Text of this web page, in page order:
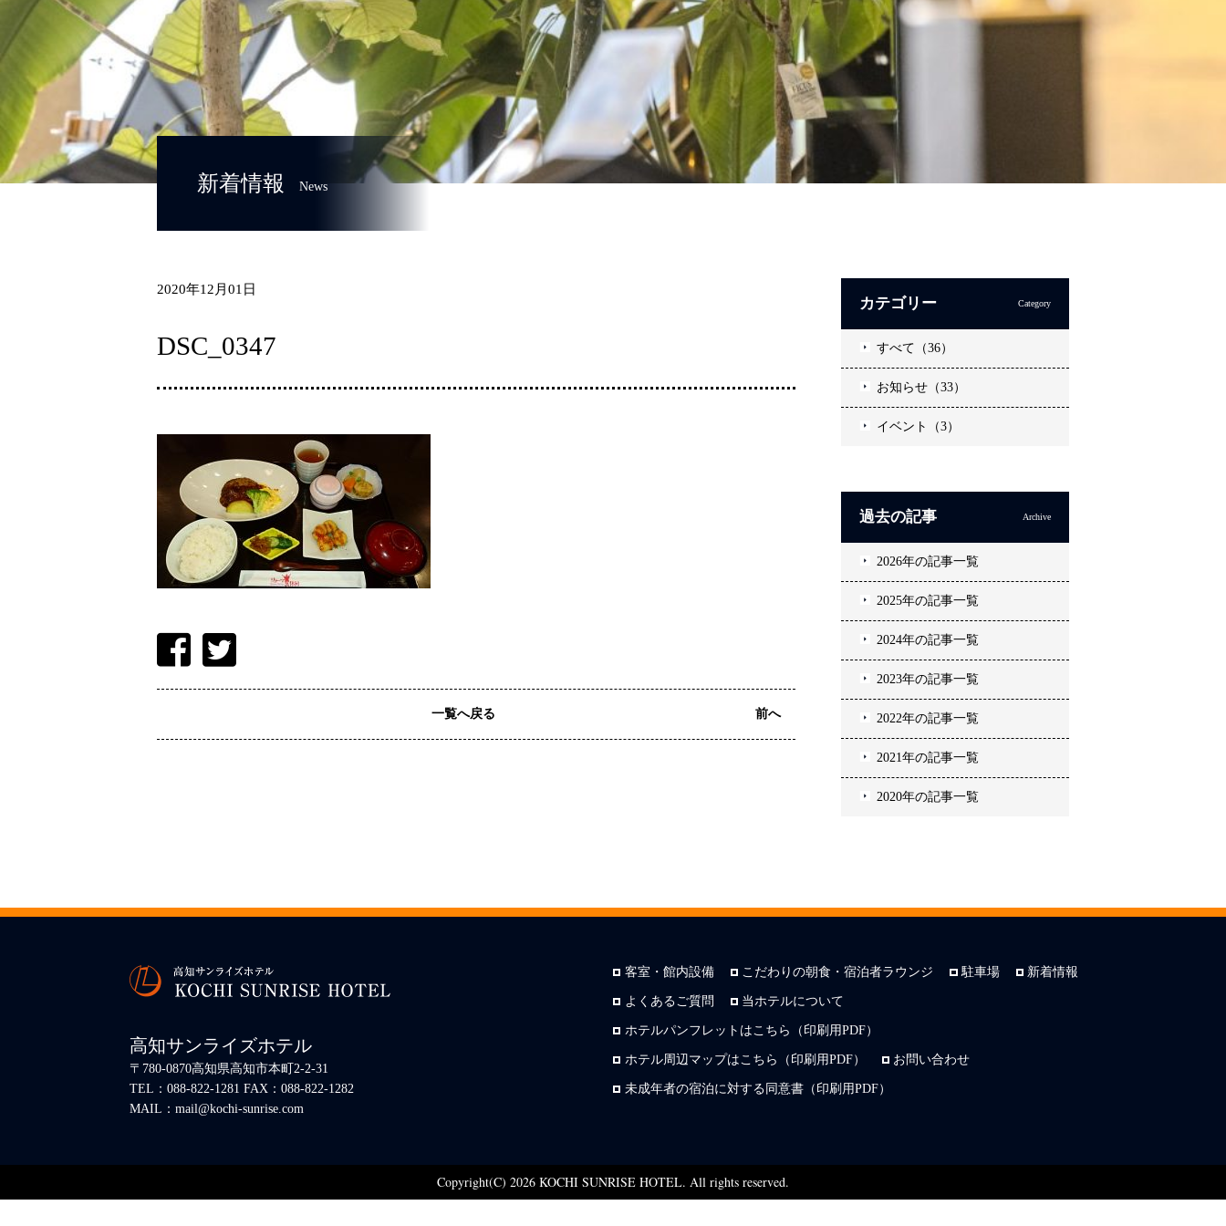
新着情報 News
2020年12月01日
DSC_0347
一覧へ戻る 前へ
カテゴリー Category
すべて（36）
お知らせ（33）
イベント（3）
過去の記事 Archive
2026年の記事一覧
2025年の記事一覧
2024年の記事一覧
2023年の記事一覧
2022年の記事一覧
2021年の記事一覧
2020年の記事一覧
客室・館内設備 こだわりの朝食・宿泊者ラウンジ 駐車場 新着情報
よくあるご質問 当ホテルについて
ホテルパンフレットはこちら（印刷用PDF）
ホテル周辺マップはこちら（印刷用PDF） お問い合わせ
未成年者の宿泊に対する同意書（印刷用PDF）
高知サンライズホテル
〒780-0870高知県高知市本町2-2-31
TEL：088-822-1281 FAX：088-822-1282
MAIL：mail@kochi-sunrise.com
Copyright(C) 2026 KOCHI SUNRISE HOTEL. All rights reserved.